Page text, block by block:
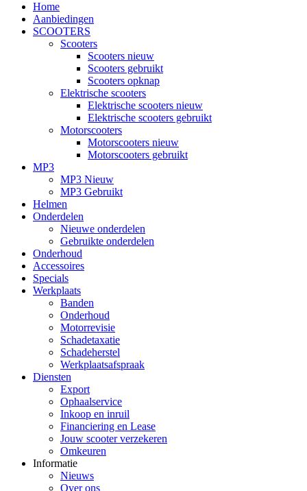
Home
Aanbiedingen
SCOOTERS
Scooters
Scooters nieuw
Scooters gebruikt
Scooters opknap
Elektrische scooters
Elektrische scooters nieuw
Elektrische scooters gebruikt
Motorscooters
Motorscooters nieuw
Motorscooters gebruikt
MP3
MP3 Nieuw
MP3 Gebruikt
Helmen
Onderdelen
Nieuwe onderdelen
Gebruikte onderdelen
Onderhoud
Accessoires
Specials
Werkplaats
Banden
Onderhoud
Motorrevisie
Schadetaxatie
Schadeherstel
Werkplaatsafspraak
Diensten
Export
Ophaalservice
Inkoop en inruil
Financiering en Lease
Jouw scooter verzekeren
Omkeuren
Informatie
Nieuws
Over ons